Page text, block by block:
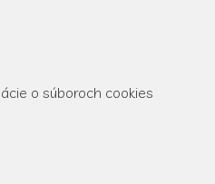
o súboroch cookies